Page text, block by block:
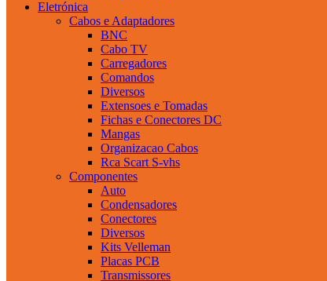
Eletrónica
Cabos e Adaptadores
BNC
Cabo TV
Carregadores
Comandos
Diversos
Extensoes e Tomadas
Fichas e Conectores DC
Mangas
Organizacao Cabos
Rca Scart S-vhs
Componentes
Auto
Condensadores
Conectores
Diversos
Kits Velleman
Placas PCB
Transmissores